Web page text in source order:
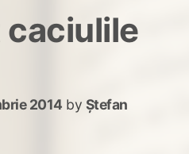
2014 by Ștefan